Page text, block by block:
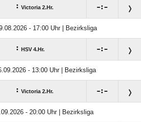
: Victoria 2.Hr. :
- 17:00 Uhr | Bezirksliga
: HSV 4.Hr. :
- 13:00 Uhr | Bezirksliga
: Victoria 2.Hr. :
- 20:00 Uhr | Bezirksliga